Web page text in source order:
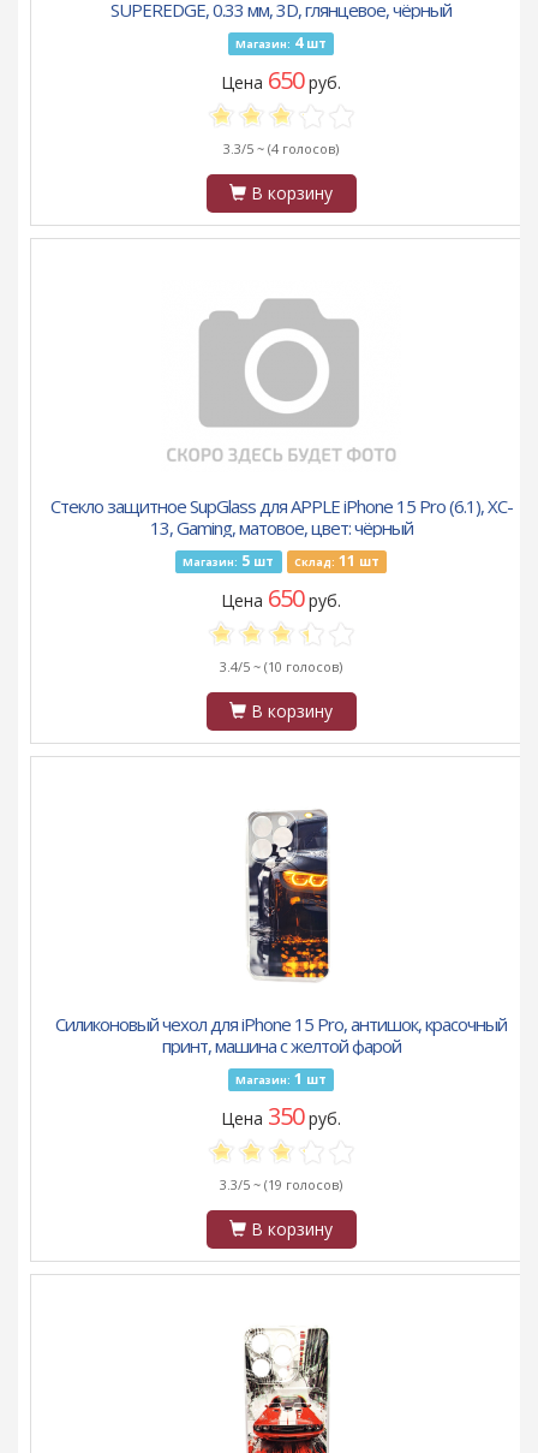
SUPEREDGE, 0.33 мм, 3D, глянцевое, чёрный
Магазин: 4шт
Цена 650руб.
3.3/5 ~ (4 голосов)
В корзину
Стекло защитное SupGlass для APPLE iPhone 15 Pro (6.1), XC-
13, Gaming, матовое, цвет: чёрный
Магазин: 5 шт Склад: 11 шт
Цена 650руб.
3.4/5 ~ (10 голосов)
В корзину
Силиконовый чехол для iPhone 15 Pro, антишок, красочный
принт, машина с желтой фарой
Магазин: 1 шт
Цена 350руб.
3.3/5 ~ (19 голосов)
В корзину